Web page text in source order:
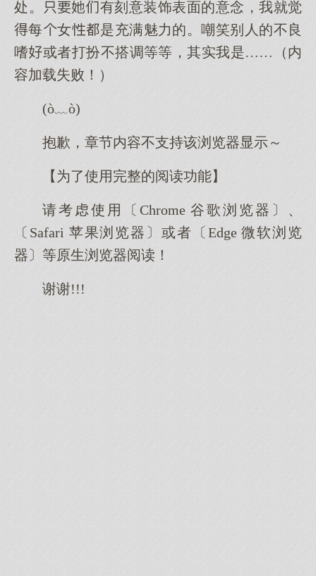
处。有刻意装饰表面的意念，我就觉
每女是充满魅力的。嘲笑别人的不良
嗜或者打扮不搭调等等，其实我是……（内
容加载失败！）
(ò﹏ò)
抱歉，章节内容不支持该浏览器显示～
【为了使用完整的阅读功能】
请考虑使用〔Chrome 谷歌浏览器〕、
〔Safari 苹果浏览器〕或者〔Edge 微软浏览
器〕等原生浏览器阅读！
谢谢!!!